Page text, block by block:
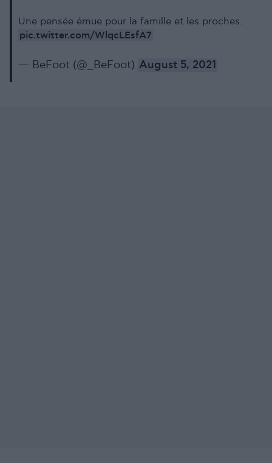
Une pensée émue pour la famille et les proches.
pic.twitter.com/WlqcLEsfA7
— BeFoot (@_BeFoot) August 5, 2021